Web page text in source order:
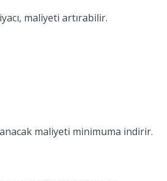
maliyeti artırabilir.
maliyeti minimuma indirir.